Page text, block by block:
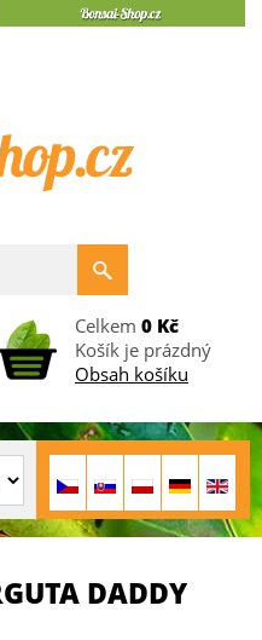
Celkem 0 Kč
Košík je prázdný
Obsah košíku
DADDY